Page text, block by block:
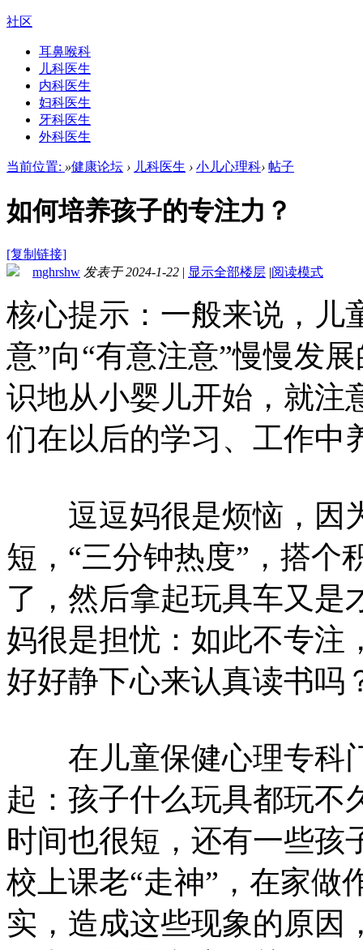
社区
耳鼻喉科
儿科医生
内科医生
妇科医生
牙科医生
外科医生
当前位置: »健康论坛 › 儿科医生 › 小儿心理科› 帖子
如何培养孩子的专注力？
[复制链接]
mghrshw 发表于 2024-1-22 | 显示全部楼层 |阅读模式
核心提示：一般来说，儿
意”向“有意注意”慢慢发
识地从小婴儿开始，就注
们在以后的学习、工作中
逗逗妈很是烦恼，因
短，“三分钟热度”，搭个
了，然后拿起玩具车又是
妈很是担忧：如此不专注
好好静下心来认真读书吗
在儿童保健心理专科
起：孩子什么玩具都玩不
时间也很短，还有一些孩
校上课老“走神”，在家做
实，造成这些现象的原因